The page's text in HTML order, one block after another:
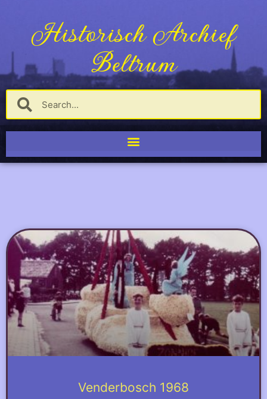
Historisch Archief
Beltrum
Venderbosch 1968